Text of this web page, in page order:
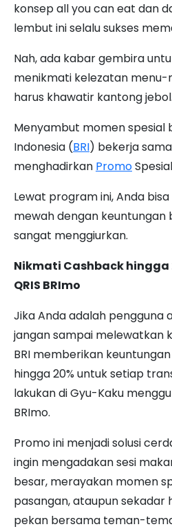
konsep all you can eat dan
lembut ini selalu sukses
Nah, ada kabar gembira
menikmati kelezatan
harus khawatir kantong jebol.
Menyambut momen spesial
Indonesia (BRI) bekerja
menghadirkan Promo
Lewat program ini, Anda
mewah dengan
sangat menggiurkan.
Nikmati Cashback hingga
QRIS BRImo
Jika Anda adalah pengguna
jangan sampai melewatkan
BRI memberikan
hingga 20% untuk setiap
lakukan di Gyu-Kaku
BRImo.
Promo ini menjadi solusi
ingin mengadakan sesi
besar, merayakan momen
pasangan, ataupun sekadar
pekan bersama teman-